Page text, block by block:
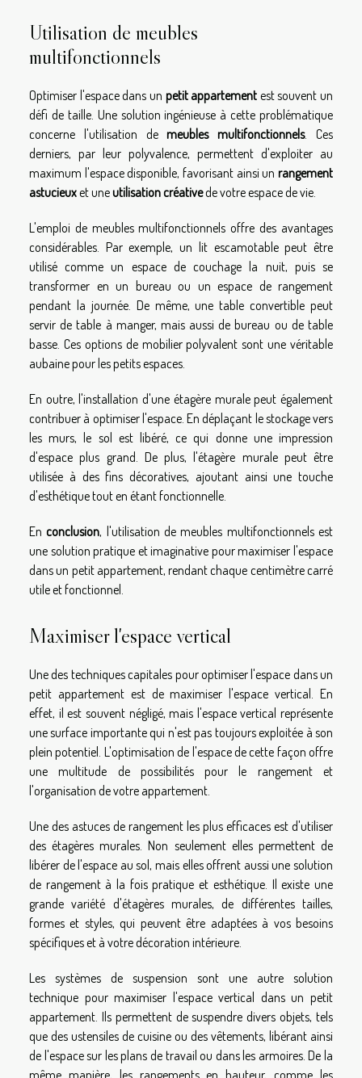
Utilisation de meubles
multifonctionnels
Optimiser l'espace dans un petit appartement est souvent un
défi de taille. Une solution ingénieuse à cette problématique
concerne l'utilisation demeubles multifonctionnels. Ces
derniers, par leur polyvalence, permettent d'exploiter au
maximum l'espace disponible, favorisant ainsi un rangement
astucieuxet uneutilisation créativede votre espace de vie.
L'emploi de meubles multifonctionnels offre des avantages
considérables. Par exemple, un lit escamotable peut être
utilisé comme un espace de couchage la nuit, puis se
transformer en un bureau ou un espace de rangement
pendant la journée. De même, une table convertible peut
servir de table à manger, mais aussi de bureau ou de table
basse. Ces options de mobilier polyvalent sont une véritable
aubaine pour les petits espaces.
En outre, l'installation d'une étagère murale peut également
contribuer à optimiser l'espace. En déplaçant le stockage vers
les murs, le sol est libéré, ce qui donne une impression
d'espace plus grand. De plus, l'étagère murale peut être
utilisée à des fins décoratives, ajoutant ainsi une touche
d'esthétique tout en étant fonctionnelle.
Enconclusion, l'utilisation de meubles multifonctionnels est
une solution pratique et imaginative pour maximiser l'espace
dans un petit appartement, rendant chaque centimètre carré
utile et fonctionnel.
Maximiser l'espace vertical
Une des techniques capitales pour optimiser l'espace dans un
petit appartement est de maximiser l'espace vertical. En
effet, il est souvent négligé, mais l'espace vertical représente
une surface importante qui n'est pas toujours exploitée à son
plein potentiel. L'optimisation de l'espace de cette façon offre
une multitude de possibilités pour le rangement et
l'organisation de votre appartement.
Une des astuces de rangement les plus efficaces est d'utiliser
des étagères murales. Non seulement elles permettent de
libérer de l'espace au sol, mais elles offrent aussi une solution
de rangement à la fois pratique et esthétique. Il existe une
grande variété d'étagères murales, de différentes tailles,
formes et styles, qui peuvent être adaptées à vos besoins
spécifiques et à votre décoration intérieure.
Les systèmes de suspension sont une autre solution
technique pour maximiser l'espace vertical dans un petit
appartement. Ils permettent de suspendre divers objets, tels
que des ustensiles de cuisine ou des vêtements, libérant ainsi
de l'espace sur les plans de travail ou dans les armoires. De la